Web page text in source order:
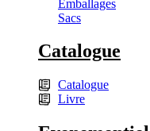
Emballages
Sacs
Catalogue
Catalogue
Livre